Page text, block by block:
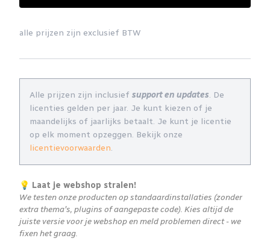
alle prijzen zijn exclusief BTW
Alle prijzen zijn inclusief support en updates. De
licenties gelden per jaar. Je kunt kiezen of je
maandelijks of jaarlijks betaalt. Je kunt je licentie
op elk moment opzeggen. Bekijk onze
licentievoorwaarden.
💡 Laat je webshop stralen!
We testen onze producten op standaardinstallaties (zonder
extra thema's, plugins of aangepaste code). Kies altijd de
juiste versie voor je webshop en meld problemen direct - we
fixen het graag.